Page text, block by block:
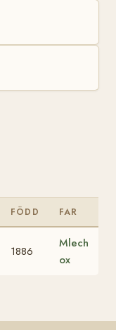
FÖDD FAR
1886
Mlech
ox